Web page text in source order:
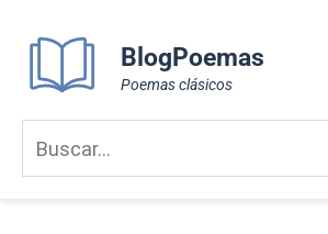
content
BlogPoemas
Poemas clásicos